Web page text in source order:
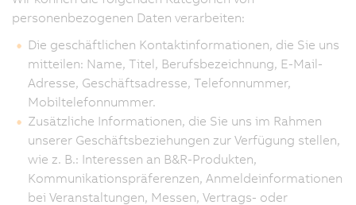
personenbezogenen Daten verarbeiten:
Die geschäftlichen Kontaktinformationen, die Sie uns
mitteilen: Name, Titel, Berufsbezeichnung, E-Mail-
Adresse, Geschäftsadresse, Telefonnummer,
Mobiltelefonnummer.
Zusätzliche Informationen, die Sie uns im Rahmen
unserer Geschäftsbeziehungen zur Verfügung stellen,
wie z. B.: Interessen an B&R-Produkten,
Kommunikationspräferenzen, Anmeldeinformationen
bei Veranstaltungen, Messen, Vertrags- oder